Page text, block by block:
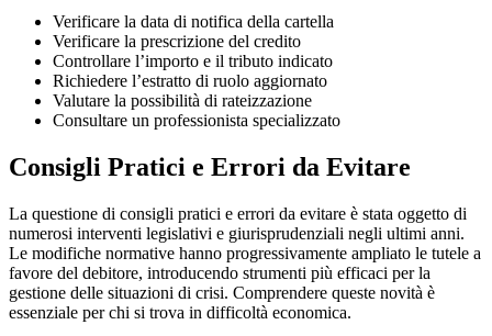
Verificare la data di notifica della cartella
Verificare la prescrizione del credito
Controllare l’importo e il tributo indicato
Richiedere l’estratto di ruolo aggiornato
Valutare la possibilità di rateizzazione
Consultare un professionista specializzato
Consigli Pratici e Errori da Evitare
La questione di consigli pratici e errori da evitare è stata oggetto di
numerosi interventi legislativi e giurisprudenziali negli ultimi anni.
Le modifiche normative hanno progressivamente ampliato le tutele a
favore del debitore, introducendo strumenti più efficaci per la
gestione delle situazioni di crisi. Comprendere queste novità è
essenziale per chi si trova in difficoltà economica.